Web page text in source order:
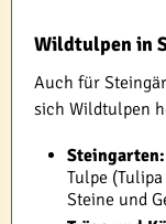
Wildtulpen in
Auch für
sich Wildtulpen
Steingarten:
Tulpe
Steine und